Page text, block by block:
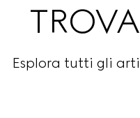
Esplora tutti gli